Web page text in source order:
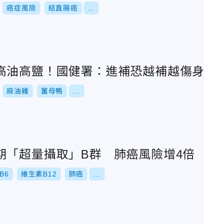
癌症風險 結直腸癌
油高鹽！國健署：進補恐越補越傷身
麻油雞 薑母鴨
「超量攝取」B群 肺癌風險增4倍
維生素B12 肺癌